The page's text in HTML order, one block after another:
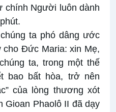
chính Người luôn dành
ta phó dâng ước
cho Đức Maria: xin Mẹ,
ta, trong một thế
bao bất hòa, trở nên
của lòng thương xót
Gioan Phaolô II đã dạy